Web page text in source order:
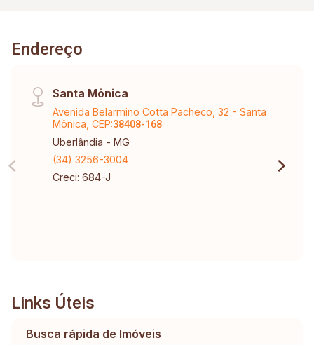
Endereço
Santa Mônica
Avenida Belarmino Cotta Pacheco, 32 - Santa
Mônica, CEP:38408-168
Uberlândia - MG
(34) 3256-3004
Creci: 684-J
Links Úteis
Busca rápida de Imóveis